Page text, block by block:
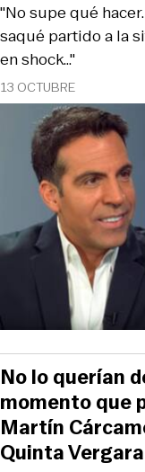
13 OCTUBRE
"No supe qué
saqué partido a la
en shock..."
No lo querían
momento que
Martín
Quinta Vergara